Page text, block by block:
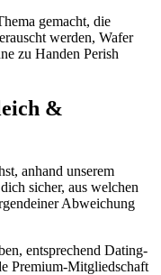
gemacht, die
werden, Wafer
zu Handen Perish
&
anhand unserem
sicher, aus welchen
Abweichung
entsprechend Dating-
Premium-Mitgliedschaft